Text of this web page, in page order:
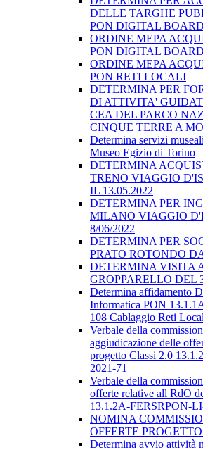
DELLE TARGHE
PON DIGITAL
ORDINE MEPA
PON DIGITAL BOARD
ORDINE MEPA
PON RETI LOCALI
DETERMINA PER
DI ATTIVITA'
CEA DEL PARCO
CINQUE TERRE A
Determina servizi
Museo Egizio di Torino
DETERMINA
TRENO VIAGGIO
IL 13.05.2022
DETERMINA PER
MILANO VIAGGIO
8/06/2022
DETERMINA PER
PRATO ROTONDO
DETERMINA VISITA
GROPPARELLO DEL
Determina affidamento
Informatica PON
108 Cablaggio Reti
Verbale della
aggiudicazione delle
progetto Classi 2.0
2021-71
Verbale della
offerte relative all RdO
13.1.2A-FERSRPON-
NOMINA
OFFERTE
Determina avvio attività